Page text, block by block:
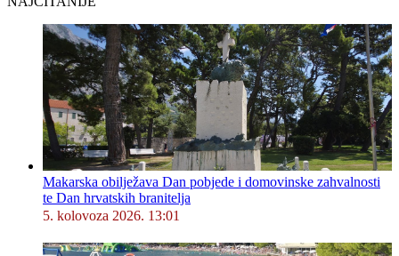
Makarska obilježava Dan pobjede i domovinske zahvalnosti
te Dan hrvatskih branitelja
5. kolovoza 2026. 13:01